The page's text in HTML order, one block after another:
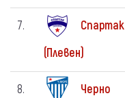
7.
Спартак
(Плевен)
8.
Черно